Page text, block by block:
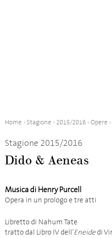
Home › Stagione › 2015/2016 › Opere ›
Stagione 2015/2016
Dido & Aeneas
Musica di Henry Purcell
Opera in un prologo e tre atti
Libretto di Nahum Tate
tratto dal Libro IV dell’Eneidedi